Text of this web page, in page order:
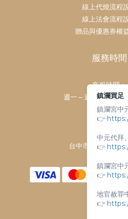
線上代燒流程
線上法會流程
贈品與優惠券權
服務時間
客服時間：
週一～週日 上午9點
客服電話：
04-
門市地址：
台中市大甲區順天
鎮瀾買足
鎮瀾宮中
👉
中元代拜
👉
鎮瀾宮中
👉
地官赦罪
👉